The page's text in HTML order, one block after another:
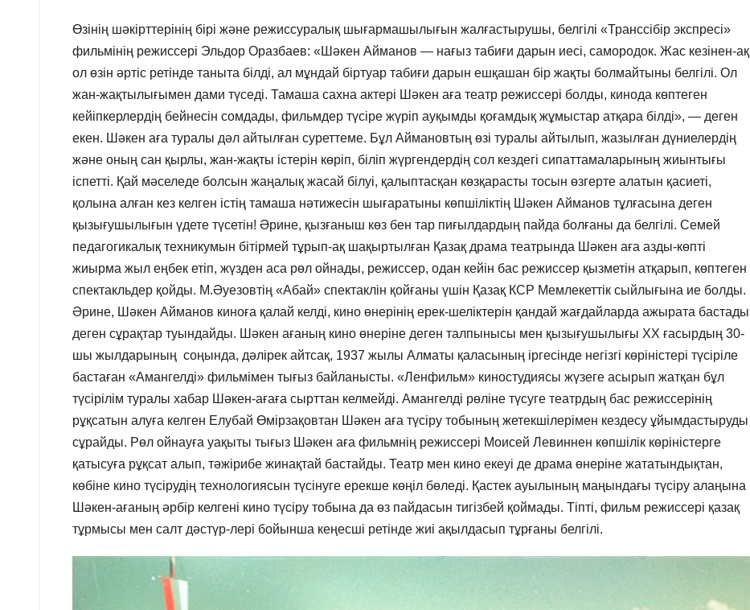
Өзінің шәкірттерінің бірі және режиссуралық шығармашылығын жалғастырушы, белгілі «Транссібір экспресі»
фильмінің режиссері Эльдор Оразбаев: «Шәкен Айманов — нағыз табиғи дарын иесі, самородок. Жас кезінен-ақ
ол өзін әртіс ретінде таныта білді, ал мұндай біртуар табиғи дарын ешқашан бір жақты болмайтыны белгілі. Ол
жан-жақтылығымен дами түседі. Тамаша сахна актері Шәкен аға театр режиссері болды, кинода көптеген
кейіпкерлердің бейнесін сомдады, фильмдер түсіре жүріп ауқымды қоғамдық жұмыстар атқара білді», — деген
екен. Шәкен аға туралы дәл айтылған суреттеме. Бұл Аймановтың өзі туралы айтылып, жазылған дүниелердің
және оның сан қырлы, жан-жақты істерін көріп, біліп жүргендердің сол кездегі сипаттамаларының жиынтығы
іспетті. Қай мәселеде болсын жаңалық жасай білуі, қалыптасқан көзқарасты тосын өзгерте алатын қасиеті,
қолына алған кез келген істің тамаша нәтижесін шығаратыны көпшіліктің Шәкен Айманов тұлғасына деген
қызығушылығын үдете түсетін! Әрине, қызғаныш көз бен тар пиғылдардың пайда болғаны да белгілі. Семей
педагогикалық техникумын бітірмей тұрып-ақ шақыртылған Қазақ драма театрында Шәкен аға азды-көпті
жиырма жыл еңбек етіп, жүзден аса рөл ойнады, режиссер, одан кейін бас режиссер қызметін атқарып, көптеген
спектакльдер қойды. М.Әуезовтің «Абай» спектаклін қойғаны үшін Қазақ КСР Мемлекеттік сыйлығына ие болды.
Әрине, Шәкен Айманов киноға қалай келді, кино өнерінің ерек-шеліктерін қандай жағдайларда ажырата бастады
деген сұрақтар туындайды. Шәкен ағаның кино өнеріне деген талпынысы мен қызығушылығы ХХ ғасырдың 30-
шы жылдарының соңында, дәлірек айтсақ, 1937 жылы Алматы қаласының іргесінде негізгі көріністері түсіріле
бастаған «Амангелді» фильмімен тығыз байланысты. «Ленфильм» киностудиясы жүзеге асырып жатқан бұл
түсірілім туралы хабар Шәкен-ағаға сырттан келмейді. Амангелді рөліне түсуге театрдың бас режиссерінің
рұқсатын алуға келген Елубай Өмірзақовтан Шәкен аға түсіру тобының жетекшілерімен кездесу ұйымдастыруды
сұрайды. Рөл ойнауға уақыты тығыз Шәкен аға фильмнің режиссері Моисей Левиннен көпшілік көріністерге
қатысуға рұқсат алып, тәжірибе жинақтай бастайды. Театр мен кино екеуі де драма өнеріне жататындықтан,
көбіне кино түсірудің технологиясын түсінуге ерекше көңіл бөледі. Қастек ауылының маңындағы түсіру алаңына
Шәкен-ағаның әрбір келгені кино түсіру тобына да өз пайдасын тигізбей қоймады. Тіпті, фильм режиссері қазақ
тұрмысы мен салт дәстүр-лері бойынша кеңесші ретінде жиі ақылдасып тұрғаны белгілі.